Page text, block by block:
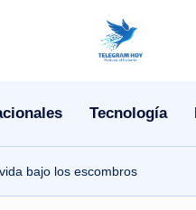
N
i
Tecnología
bajo los escombros